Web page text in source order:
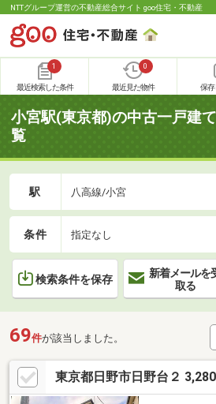
NTTグループ運営の不動産総合サイト goo住宅・不動産
1
最近検索した条件
0
最近見た物件 保存
小宮駅(東京都)の中古一戸建
覧
駅 八高線/小宮
条件 指定なし
検索条件を保存
新着メールを
取る
69件が該当しました。
東京都日野市日野台２